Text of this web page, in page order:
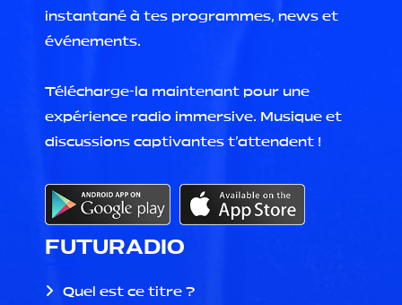
instantané à tes programmes, news et
événements.
Télécharge-la maintenant pour une
expérience radio immersive. Musique et
discussions captivantes t'attendent !
FUTURADIO
Quel est ce titre ?